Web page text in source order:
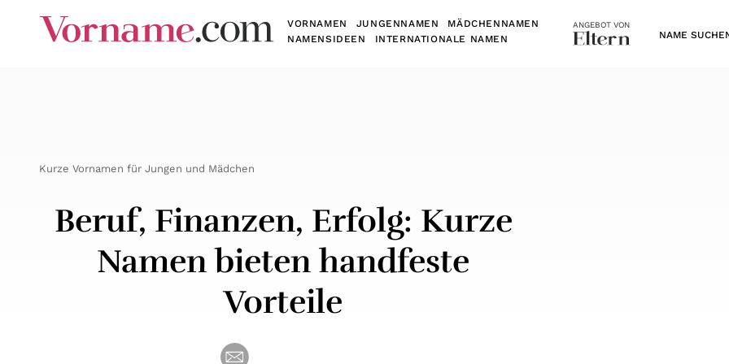
ANGEBOT VON
VORNAMEN JUNGENNAMEN
MÄDCHENNAMEN
NAMENSIDEEN
INTERNATIONALE NAMEN
Kurze Vornamen für Jungen und Mädchen
Beruf, Finanzen, Erfolg: Kurze
Namen bieten handfeste
Vorteile
Seite als Mail versenden